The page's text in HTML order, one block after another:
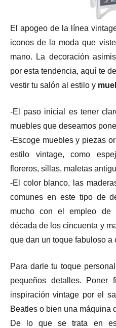
El apogeo de la línea
iconos de la moda que
mano. La decoración
por esta tendencia, aquí te
vestir tu salón al estilo y
-El paso inicial es tener
muebles que deseamos
-Escoge muebles y piezas
estilo vintage, como
floreros, sillas, maletas
-El color blanco, las
comunes en este tipo de
mucho con el empleo de
década de los cincuenta y
que dan un toque fabuloso a
Para darle tu toque
pequeños detalles. Poner
inspiración vintage por el
Beatles o bien una máquina
De lo que se trata en